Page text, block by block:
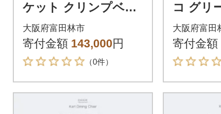
ケット クリンプベー
ジュ ダークブラウン
フレーム【SWOF】
大阪府富田林市
寄付金額 143,000円
（0件）
コ グリ
ムブラ
【
大阪府富田
寄付金額